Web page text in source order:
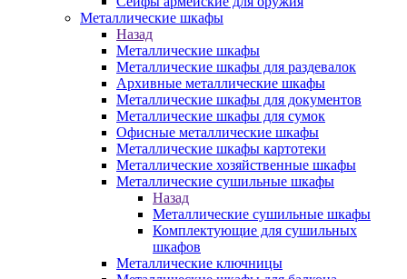
Металлические шкафы
Назад
Металлические шкафы
Металлические шкафы для раздевалок
Архивные металлические шкафы
Металлические шкафы для документов
Металлические шкафы для сумок
Офисные металлические шкафы
Металлические шкафы картотеки
Металлические хозяйственные шкафы
Металлические сушильные шкафы
Назад
Металлические сушильные шкафы
Комплектующие для сушильных
шкафов
Металлические ключницы